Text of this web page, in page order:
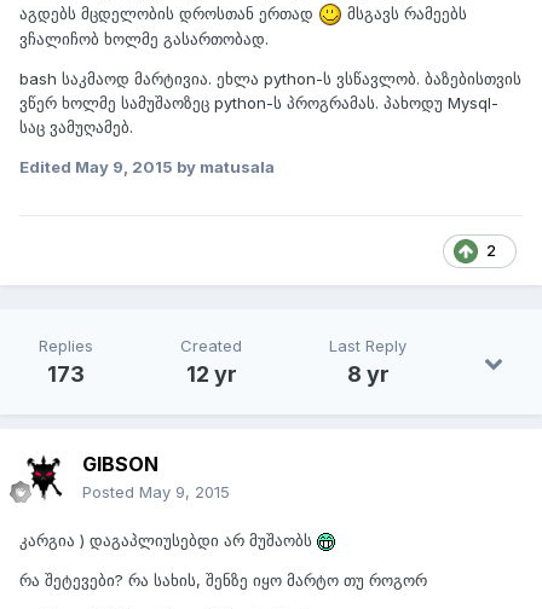
აგდებს მცდელობის დროსთან ერთად
მსგავს რამეებს
ვჩალიჩობ ხოლმე გასართობად.
bash საკმაოდ მარტივია. ეხლა python-ს ვსწავლობ. ბაზებისთვის
ვწერ ხოლმე სამუშაოზეც python-ს პროგრამას. პახოდუ Mysql-
საც ვამუღამებ.
Edited May 9, 2015 by matusala
2
Replies
173
Created
12 yr
Last Reply
8 yr
GIBSON
Posted May 9, 2015
კარგია ) დაგაპლიუსებდი არ მუშაობს
რა შეტევები? რა სახის, შენზე იყო მარტო თუ როგორ